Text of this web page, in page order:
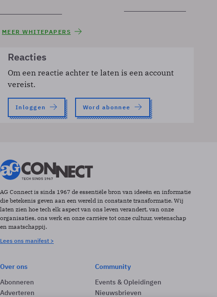
MEER WHITEPAPERS
Reacties
Om een reactie achter te laten is een account
vereist.
Inloggen Word abonnee
AG Connect is sinds 1967 de essentiële bron van ideeën en informatie
die betekenis geven aan een wereld in constante transformatie. Wij
laten zien hoe tech elk aspect van ons leven verandert, van onze
organisaties, ons werk en onze carrière tot onze cultuur, wetenschap
en maatschappij.
Lees ons manifest >
Over ons
Abonneren
Adverteren
Community
Events & Opleidingen
Nieuwsbrieven